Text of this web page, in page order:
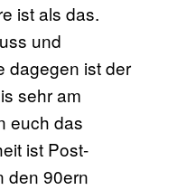
ist als das.
und
dagegen ist der
sehr am
euch das
ist Post-
den 90ern